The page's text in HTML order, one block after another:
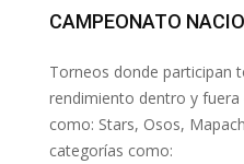
CAMPEONATO
Torneos donde participan
rendimiento dentro y fuera
como: Stars, Osos,
categorías como: